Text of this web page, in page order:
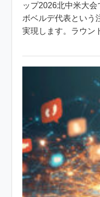
ップ2026北中米大
ボベルデ代表という
実現します。ラウン